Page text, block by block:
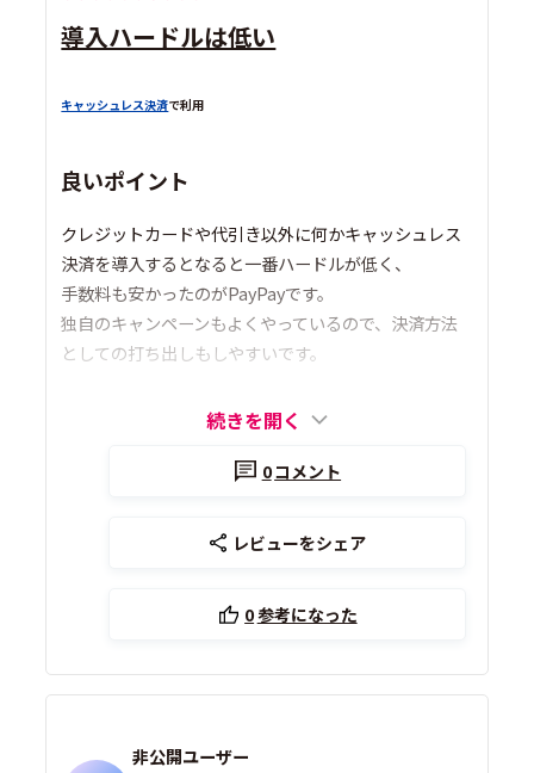
導入ハードルは低い
キャッシュレス決済で利用
良いポイント
クレジットカードや代引き以外に何かキャッシュレス
決済を導入するとなると一番ハードルが低く、
手数料も安かったのがPayPayです。
独自のキャンペーンもよくやっているので、決済方法
としての打ち出しもしやすいです。
続きを開く
0コメント
レビューをシェア
0参考になった
非公開ユーザー